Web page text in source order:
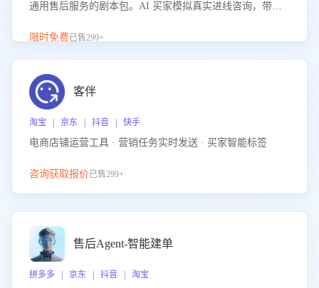
通用售后服务的剧本包。AI 买家模拟真实进线咨询，带您
的应对要点，轻松提升服务能力。
限时免费已售299+
客伴
淘宝 | 京东 | 抖音 | 快手
电商店铺运营工具 · 营销任务实时发送 · 买家智能标签
咨询获取报价已售299+
售后Agent-智能建单
拼多多 | 京东 | 抖音 | 淘宝